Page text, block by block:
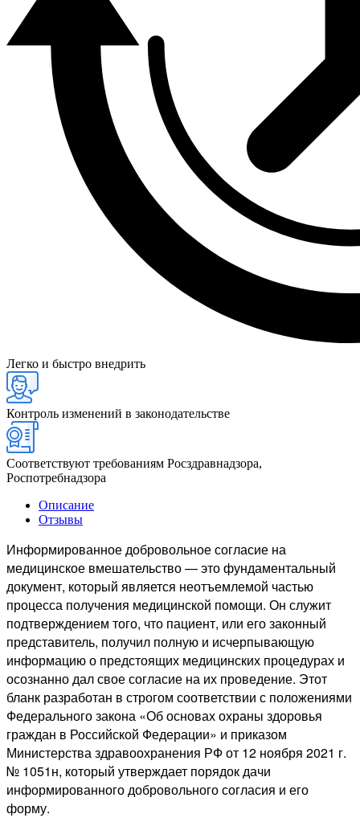
Легко и быстро внедрить
Контроль изменений в законодательстве
Соответствуют требованиям Росздравнадзора,
Роспотребнадзора
Описание
Отзывы
Информированное добровольное согласие на
медицинское вмешательство — это фундаментальный
документ, который является неотъемлемой частью
процесса получения медицинской помощи. Он служит
подтверждением того, что пациент, или его законный
представитель, получил полную и исчерпывающую
информацию о предстоящих медицинских процедурах и
осознанно дал свое согласие на их проведение. Этот
бланк разработан в строгом соответствии с положениями
Федерального закона «Об основах охраны здоровья
граждан в Российской Федерации» и приказом
Министерства здравоохранения РФ от 12 ноября 2021 г.
№ 1051н, который утверждает порядок дачи
информированного добровольного согласия и его
форму.